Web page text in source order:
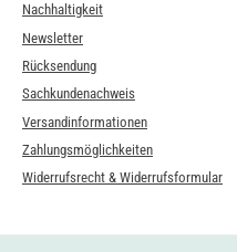
Nachhaltigkeit
Newsletter
Rücksendung
Sachkundenachweis
Versandinformationen
Zahlungsmöglichkeiten
Widerrufsrecht & Widerrufsformular